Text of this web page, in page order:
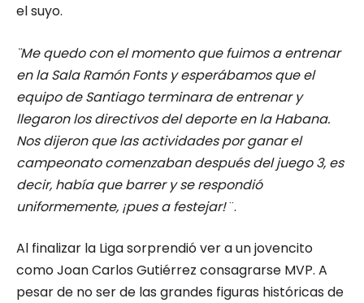
el suyo.
¨Me quedo con el momento que fuimos a entrenar
en la Sala Ramón Fonts y esperábamos que el
equipo de Santiago terminara de entrenar y
llegaron los directivos del deporte en la Habana.
Nos dijeron que las actividades por ganar el
campeonato comenzaban después del juego 3, es
decir, había que barrer y se respondió
uniformemente, ¡pues a festejar!¨.
Al finalizar la Liga sorprendió ver a un jovencito
como Joan Carlos Gutiérrez consagrarse MVP. A
pesar de no ser de las grandes figuras históricas de